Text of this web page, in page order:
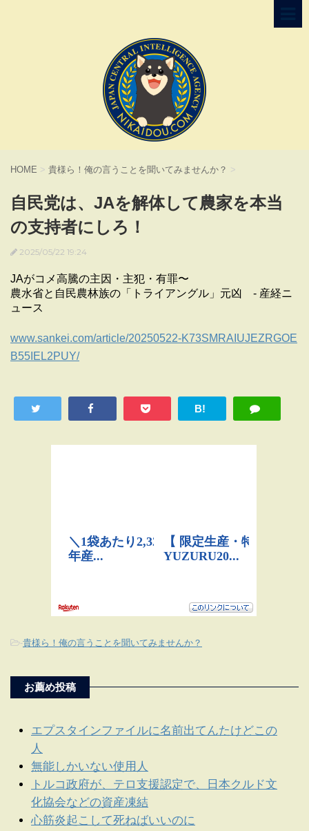
HOME > 貴様ら！俺の言うことを聞いてみませんか？ >
自民党は、JAを解体して農家を本当
の支持者にしろ！
2025/05/22 19:24
JAがコメ高騰の主因・主犯・有罪〜
農水省と自民農林族の「トライアングル」元凶 - 産経ニ
ュース
www.sankei.com/article/20250522-K73SMRAIUJEZRGOE
B55IEL2PUY/
B!
-貴様ら！俺の言うことを聞いてみませんか？
お薦め投稿
エプスタインファイルに名前出てんたけどこの
人
無能しかいない使用人
トルコ政府が、テロ支援認定で、日本クルド文
化協会などの資産凍結
心筋炎起こして死ねばいいのに